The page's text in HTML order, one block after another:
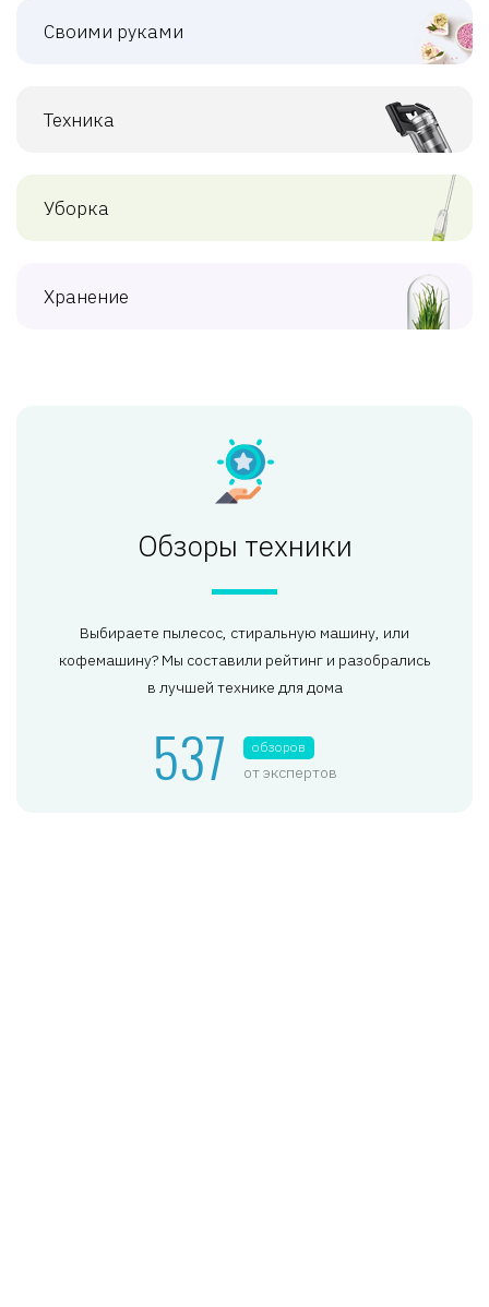
Своими руками
Техника
Уборка
Хранение
Обзоры техники
Выбираете пылесос, стиральную машину, или
кофемашину? Мы составили рейтинг и разобрались
в лучшей технике для дома
537 обзоров
от экспертов